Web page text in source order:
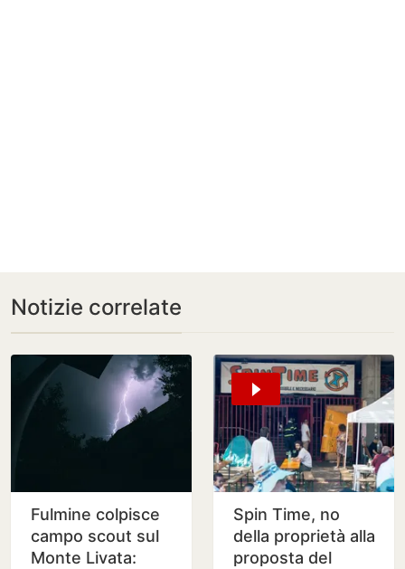
Notizie correlate
Fulmine colpisce
campo scout sul
Monte Livata:
Spin Time, no
della proprietà alla
proposta del